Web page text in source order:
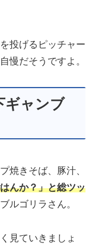
投げるピッチャー
慢だそうですよ。
ギャンブ
焼きそば、豚汁、
んか？」と総ツッ
ルゴリラさん。
見ていきましょ